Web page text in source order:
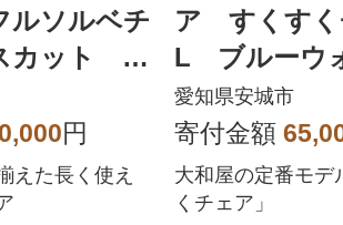
ソルベチ
カット セ
アベルト
円
えた長く使え
ア すくすく
L ブルーウ
愛知県安城市
寄付金額
大和屋の定番モデ
くチェア」